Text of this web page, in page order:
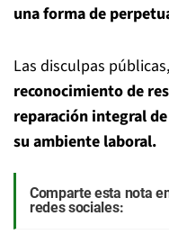
una forma de
Las disculpas
reconocimiento de
reparación integral
su ambiente laboral.
Comparte esta nota
redes sociales: